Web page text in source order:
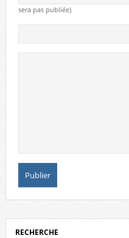
sera pas publiée)
RECHERCHE